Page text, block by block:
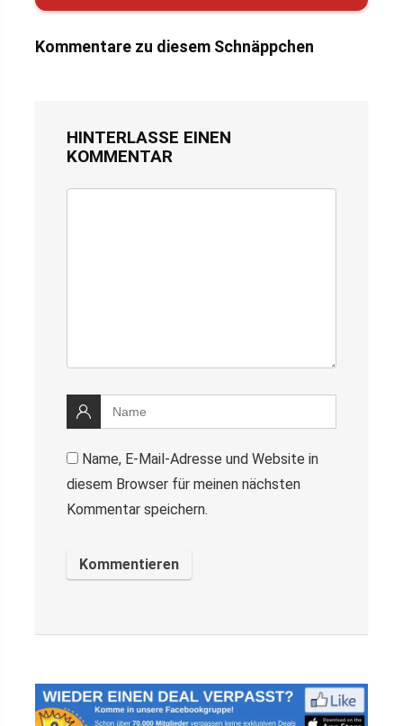
Kommentare zu diesem Schnäppchen
HINTERLASSE EINEN
KOMMENTAR
Name, E-Mail-Adresse und Website in
diesem Browser für meinen nächsten
Kommentar speichern.